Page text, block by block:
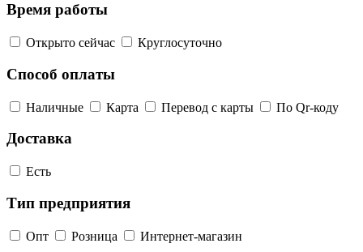
Время работы
Открыто сейчас Круглосуточно
Способ оплаты
Наличные Карта Перевод с карты По Qr-коду
Доставка
Есть
Тип предприятия
Опт Розница Интернет-магазин